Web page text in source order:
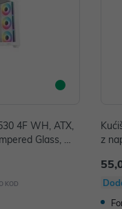
4F WH, ATX,
Glass, W
KOD
z